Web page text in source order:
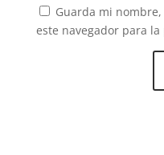
Guarda mi
este navegador para